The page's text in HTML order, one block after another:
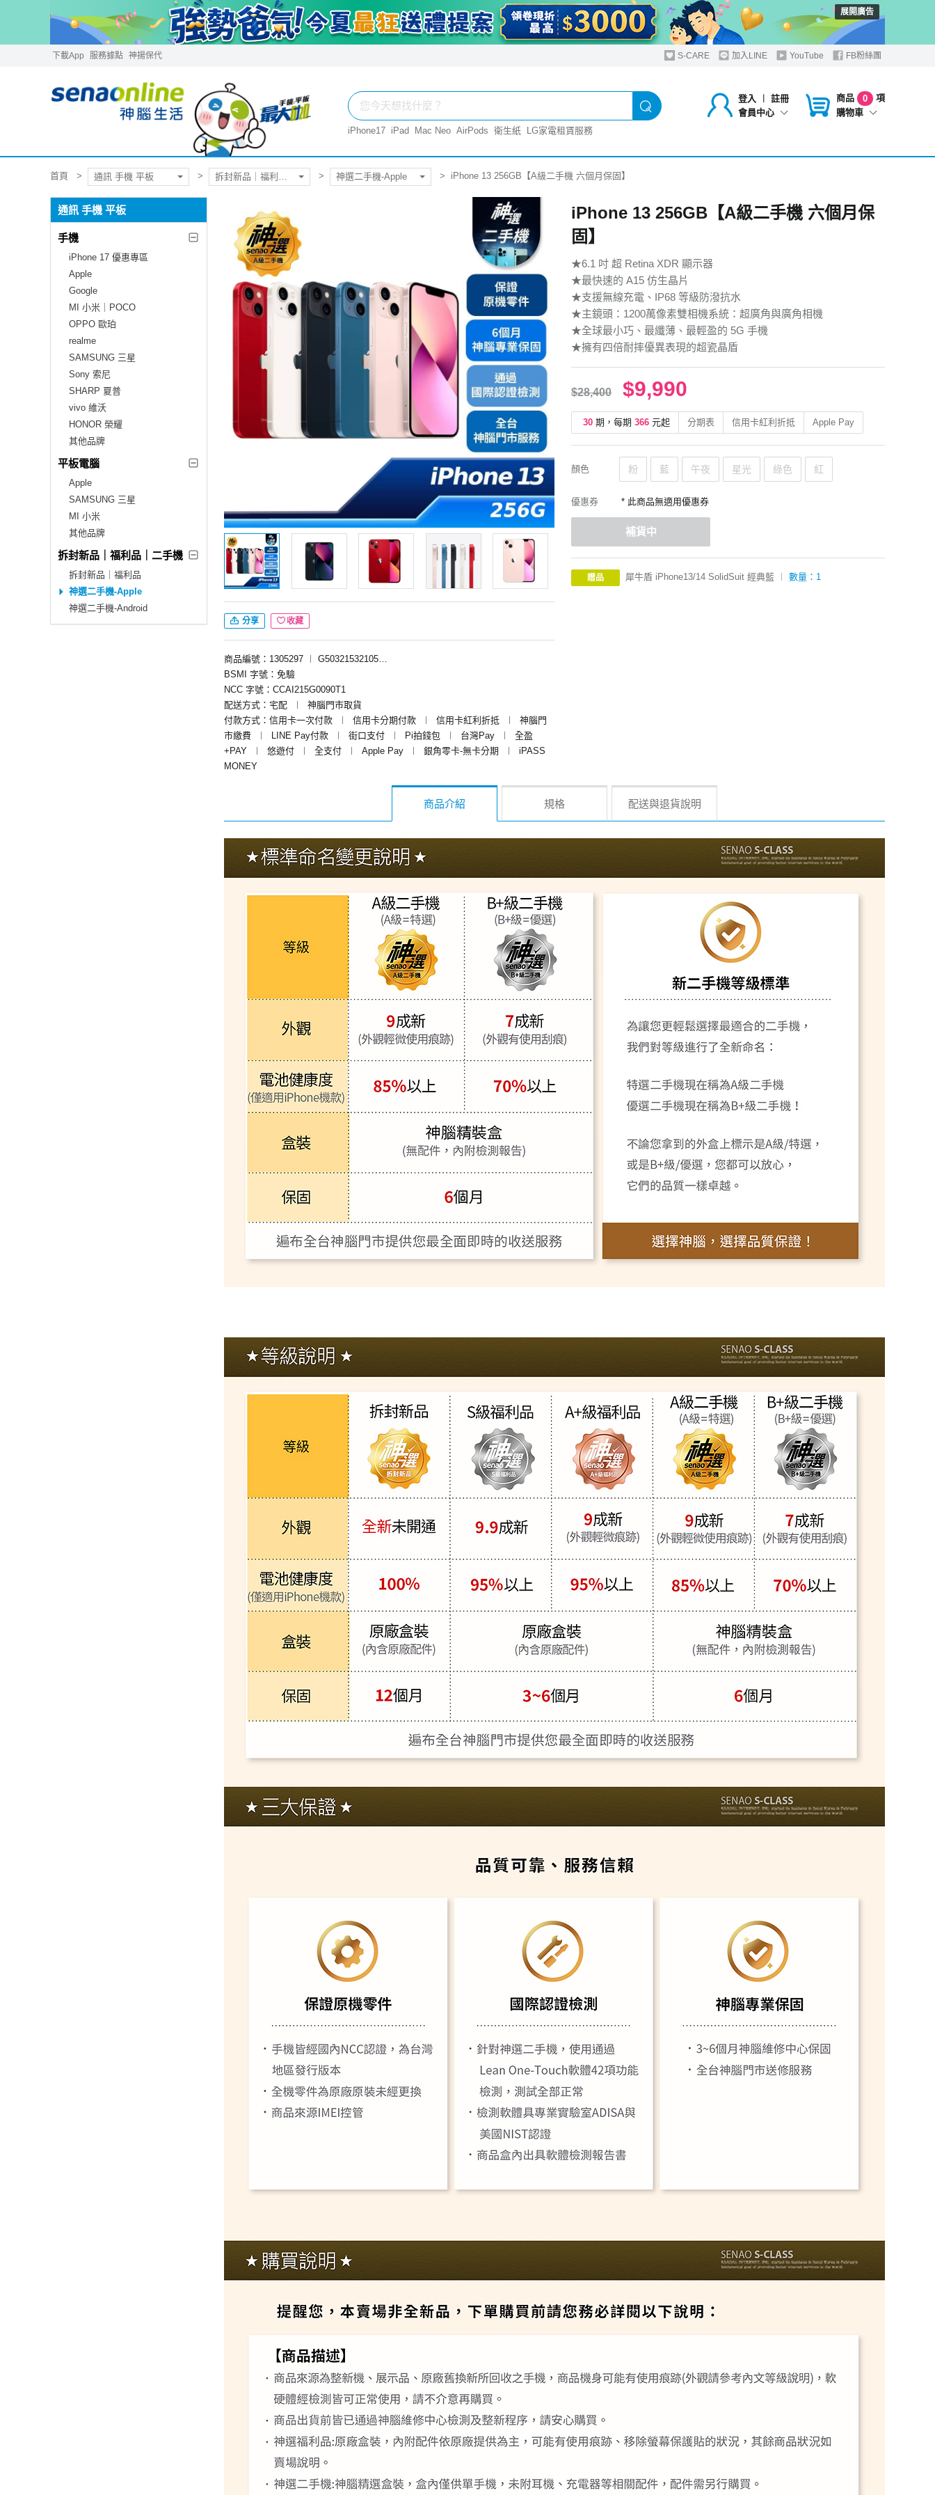
展開廣告
下載App 服務據點 神揚保代 S-CARE 加入LINE YouTube FB粉絲團
登入 ︱
註冊
會員中心
商品 0
項
購物車
iPhone17 iPad Mac Neo AirPods 衛生紙 LG家電租賃服務
首頁 通訊 手機 平板 神選二手機-Apple iPhone 13 256GB【A級二手機 六個月保固】
通訊 手機 平板
手機
iPhone 17 優惠專區
Apple
Google
MI 小米｜POCO
OPPO 歐珀
realme
SAMSUNG 三星
Sony 索尼
SHARP 夏普
vivo 維沃
HONOR 榮耀
其他品牌
平板電腦
Apple
SAMSUNG 三星
MI 小米
其他品牌
拆封新品｜福利品｜二手機
拆封新品｜福利品
神選二手機-Apple
神選二手機-Android
分享 收藏
商品編號：1305297 ︱
BSMI 字號：免驗
NCC 字號：CCAI215G0090T1
配送方式：宅配
︱
神腦門市取貨
付款方式：信用卡一次付款
︱ 信用卡分期付款 ︱ 信用卡紅利折抵 ︱
神腦門
市繳費
︱ LINE Pay付款 ︱ 街口支付 ︱ Pi拍錢包 ︱ 台灣Pay ︱
全盈
+PAY
︱ 悠遊付 ︱ 全支付 ︱ Apple Pay ︱ 銀角零卡-無卡分期 ︱
iPASS
MONEY
iPhone 13 256GB【A級二手機 六個月保
固】
★6.1 吋 超 Retina XDR 顯示器
★最快速的 A15 仿生晶片
★支援無線充電、IP68 等級防潑抗水
★主鏡頭：1200萬像素雙相機系統：超廣角與廣角相機
★全球最小巧、最纖薄、最輕盈的 5G 手機
★擁有四倍耐摔優異表現的超瓷晶盾
$28,400 $9,990
30 期，每期 366 元起 分期表 信用卡紅利折抵 Apple Pay
顏色 粉 藍 午夜 星光 綠色 紅
優惠券 * 此商品無適用優惠券
補貨中
贈品 犀牛盾 iPhone13/14 SolidSuit 經典藍 ︱ 數量：1
商品介紹 規格 配送與退貨說明